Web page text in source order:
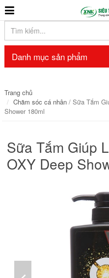
Danh mục sản phẩm
Trang chủ
Chăm sóc cá nhân/ Sữa Tắm
Shower 180ml
Sữa Tắm Giúp
OXY Deep